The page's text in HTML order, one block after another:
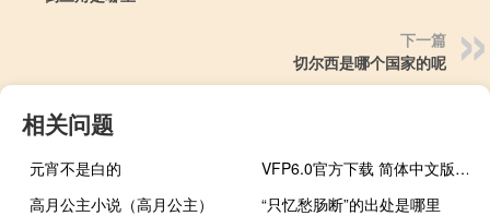
下一篇
切尔西是哪个国家的呢
相关问题
元宵不是白的
VFP6.0官方下载 简体中文版（VFP6.0官方下载 简体中文版功能简介）
高月公主小说（高月公主）
“只忆愁肠断”的出处是哪里